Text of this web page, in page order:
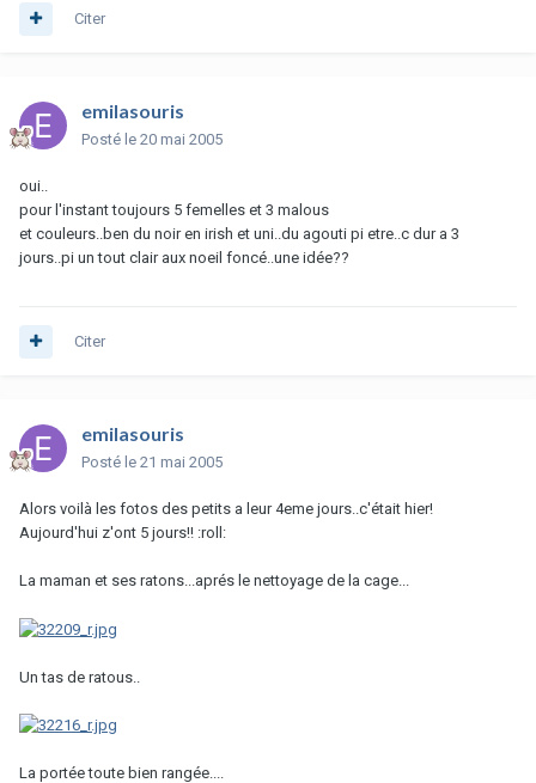
Citer
emilasouris
Posté le 20 mai 2005
oui..
pour l'instant toujours 5 femelles et 3 malous
et couleurs..ben du noir en irish et uni..du agouti pi etre..c dur a 3
jours..pi un tout clair aux noeil foncé..une idée??
Citer
emilasouris
Posté le 21 mai 2005
Alors voilà les fotos des petits a leur 4eme jours..c'était hier!
Aujourd'hui z'ont 5 jours!! :roll:
La maman et ses ratons...aprés le nettoyage de la cage...
Un tas de ratous..
La portée toute bien rangée....